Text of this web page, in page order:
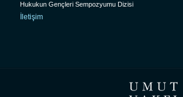
Hukukun Gençleri Sempozyumu Dizisi
İletişim